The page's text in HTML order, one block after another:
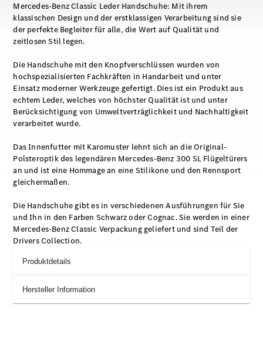
Mercedes-Benz Classic Leder Handschuhe: Mit ihrem
klassischen Design und der erstklassigen Verarbeitung sind sie
der perfekte Begleiter für alle, die Wert auf Qualität und
zeitlosen Stil legen.
Die Handschuhe mit den Knopfverschlüssen wurden von
hochspezialisierten Fachkräften in Handarbeit und unter
Einsatz moderner Werkzeuge gefertigt. Dies ist ein Produkt aus
echtem Leder, welches von höchster Qualität ist und unter
Berücksichtigung von Umweltverträglichkeit und Nachhaltigkeit
verarbeitet wurde.
Das Innenfutter mit Karomuster lehnt sich an die Original-
Polsteroptik des legendären Mercedes-Benz 300 SL Flügeltürers
an und ist eine Hommage an eine Stilikone und den Rennsport
gleichermaßen.
Die Handschuhe gibt es in verschiedenen Ausführungen für Sie
und Ihn in den Farben Schwarz oder Cognac. Sie werden in einer
Mercedes-Benz Classic Verpackung geliefert und sind Teil der
Drivers Collection.
Produktdetails
Hersteller Information